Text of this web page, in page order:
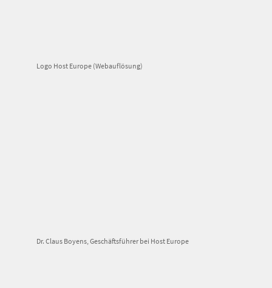
Logo Host Europe (Webauflösung)
Dr. Claus Boyens, Geschäftsführer bei Host Europe